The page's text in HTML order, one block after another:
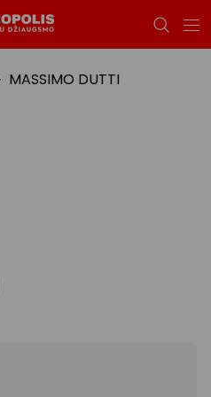
MASSIMO DUTTI